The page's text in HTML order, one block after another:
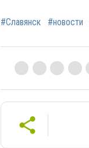
#Славянск #новости